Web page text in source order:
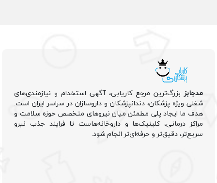
مدجابزبزرگ‌ترین مرجع کاریابی، آگهی استخدام و نیازمندی‌های
شغلی ویژه پزشکان، دندانپزشکان و داروسازان در سراسر ایران است.
هدف ما ایجاد پلی مطمئن میان نیروهای متخصص حوزه سلامت و
مراکز درمانی، کلینیک‌ها و داروخانه‌هاست تا فرایند جذب نیرو
سریع‌تر، دقیق‌تر و حرفه‌ای‌تر انجام شود.